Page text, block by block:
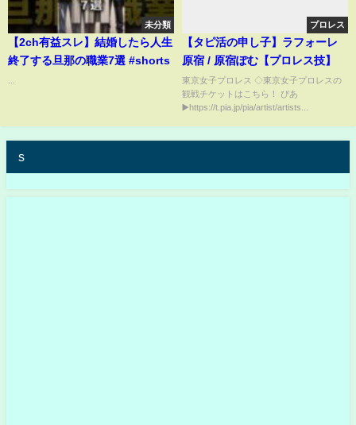
未分類
【2ch有益スレ】結婚したら人生
終了する旦那の職業7選 #shorts
プロレス
【タピ活の申し子】ラフォーレ
原宿 / 原宿ぽむ【プロレス技】
東京女子プロレス ◇東京女子プロレスの
観戦チケットはこちら！ ぴあ
▶️https://t.pia.jp/pia/artist/artists...
s